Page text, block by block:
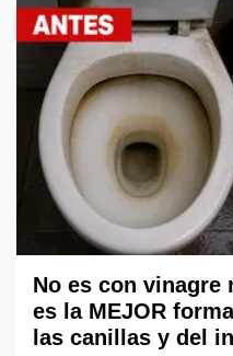
No es con vinagre
es la MEJOR
las canillas y del